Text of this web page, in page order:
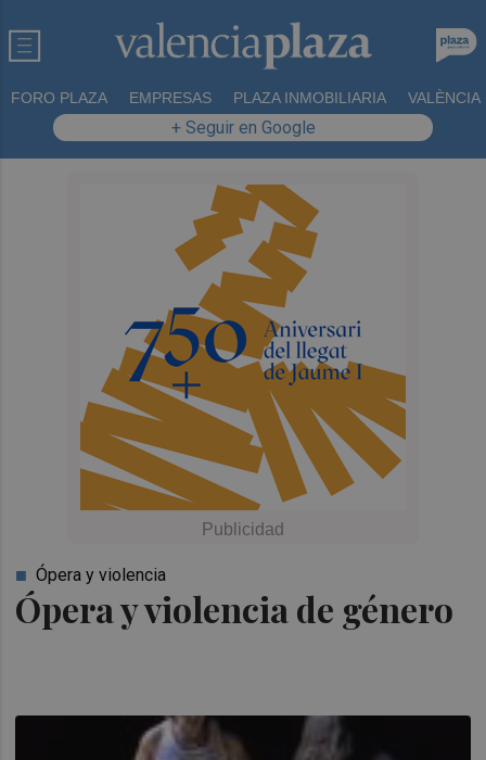
FORO PLAZA EMPRESAS PLAZA INMOBILIARIA VALÈNCIA
+ Seguir en Google
Ópera y violencia de género
Ópera y violencia